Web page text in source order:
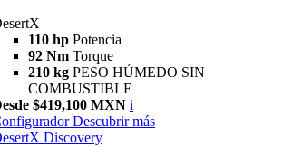
110 hp Potencia
92 Nm Torque
210 kg PESO HÚMEDO SIN
COMBUSTIBLE
$419,100 MXN i
Descubrir más
Discovery